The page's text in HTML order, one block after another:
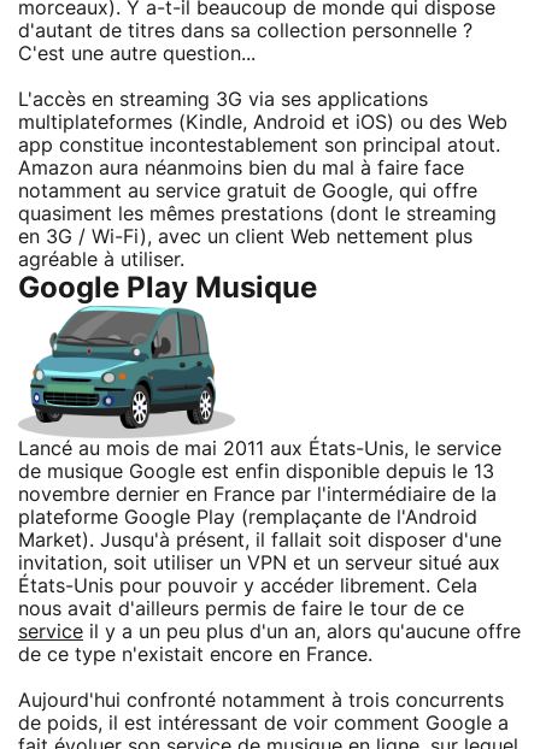
morceaux). Y a-t-il beaucoup de monde qui dispose
d'autant de titres dans sa collection personnelle ?
C'est une autre question...
L'accès en streaming 3G via ses applications
multiplateformes (Kindle, Android et iOS) ou des Web
app constitue incontestablement son principal atout.
Amazon aura néanmoins bien du mal à faire face
notamment au service gratuit de Google, qui offre
quasiment les mêmes prestations (dont le streaming
en 3G / Wi-Fi), avec un client Web nettement plus
agréable à utiliser.
Google Play Musique
Lancé au mois de mai 2011 aux États-Unis, le service
de musique Google est enfin disponible depuis le 13
novembre dernier en France par l'intermédiaire de la
plateforme Google Play (remplaçante de l'Android
Market). Jusqu'à présent, il fallait soit disposer d'une
invitation, soit utiliser un VPN et un serveur situé aux
États-Unis pour pouvoir y accéder librement. Cela
nous avait d'ailleurs permis de faire le tour de ce
service il y a un peu plus d'un an, alors qu'aucune offre
de ce type n'existait encore en France.
Aujourd'hui confronté notamment à trois concurrents
de poids, il est intéressant de voir comment Google a